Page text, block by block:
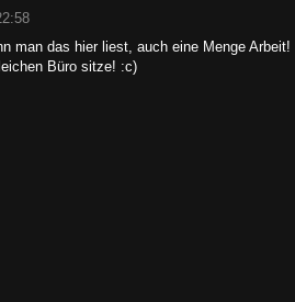
man das hier liest, auch eine Menge Arbeit!
Büro sitze! :c)